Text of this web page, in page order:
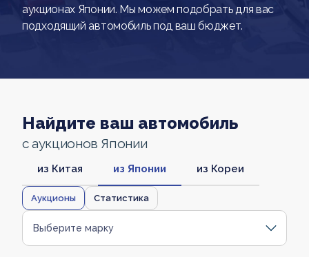
аукционах Японии. Мы можем подобрать для вас
подходящий автомобиль под ваш бюджет.
Найдите ваш автомобиль
с аукционов Японии
из Китая из Японии из Кореи
Аукционы Статистика
Выберите марку